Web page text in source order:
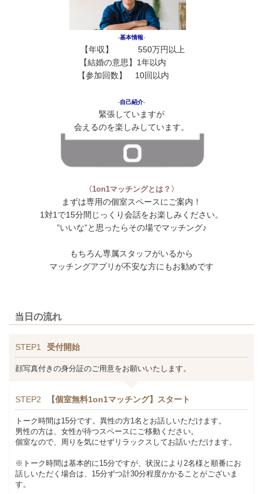
‐基本情報‐
【年収】 550万円以上
【結婚の意思】 1年以内
【参加回数】 10回以内
‐自己紹介‐
緊張していますが
会えるのを楽しみしています。
〈1on1マッチングとは？〉
まずは専用の個室スペースにご案内！
1対1で15分間じっくり会話をお楽しみください。
”いいな”と思ったらその場でマッチング♪
もちろん専属スタッフがいるから
マッチングアプリが不安な方にもお勧めです
当日の流れ
STEP1 受付開始
顔写真付きの身分証のご用意をお願いいたします。
STEP2 【個室無料1on1マッチング】スタート
トーク時間は15分です。異性の方1名とお話しいただけます。
男性の方は、女性が待つスペースにご移動ください。
個室なので、周りを気にせずリラックスしてお話いただけます。
※トーク時間は基本的に15分ですが、状況により2名様と順番にお
話しいただく場合は、15分ずつ計30分程度かかることがございま
す。